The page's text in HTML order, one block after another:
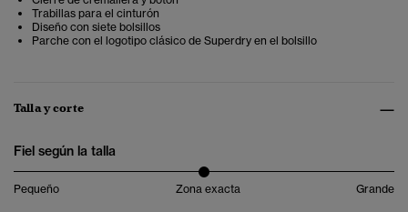
Trabillas para el cinturón
Diseño con siete bolsillos
Parche con el logotipo clásico de Superdry en el bolsillo
Talla y corte
Fiel según la talla
Pequeño Zona exacta Grande